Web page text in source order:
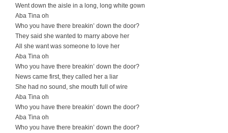
Went down the aisle in a long, long white gown
Aba Tina oh
Who you have there breakin’ down the door?
They said she wanted to marry above her
All she want was someone to love her
Aba Tina oh
Who you have there breakin’ down the door?
News came first, they called her a liar
She had no sound, she mouth full of wire
Aba Tina oh
Who you have there breakin’ down the door?
Aba Tina oh
Who you have there breakin’ down the door?